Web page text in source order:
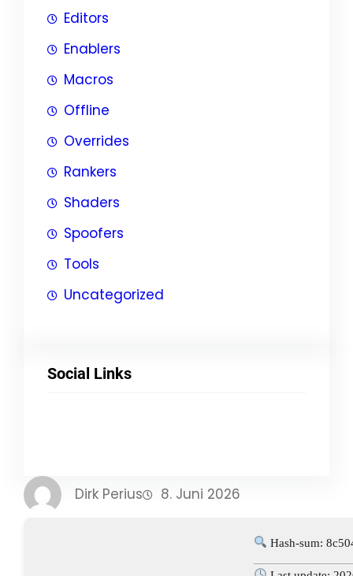
Editors
Enablers
Macros
Offline
Overrides
Rankers
Shaders
Spoofers
Tools
Uncategorized
Social Links
Dirk Perius 8. Juni 2026
Hash-sum: